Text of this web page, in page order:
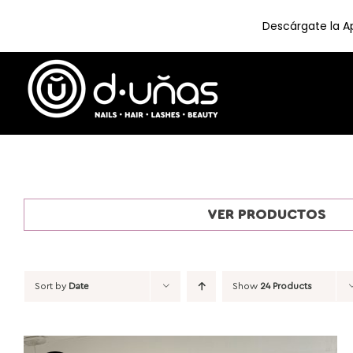
content
VER PRODUCTOS
Sort by Date Show 24 Products
Descárgate la